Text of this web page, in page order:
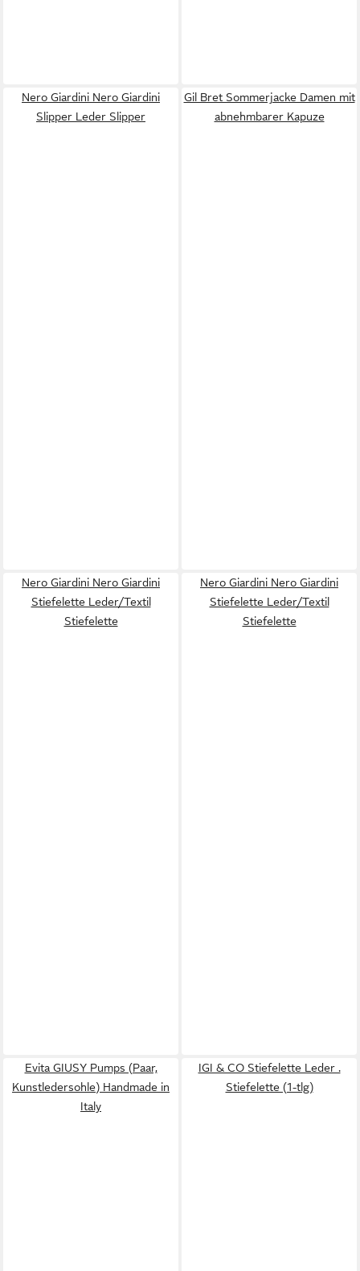
Nero Giardini Nero Giardini
Slipper Leder Slipper
Gil Bret Sommerjacke Damen mit
abnehmbarer Kapuze
Nero Giardini Nero Giardini
Stiefelette Leder/Textil
Stiefelette
Nero Giardini Nero Giardini
Stiefelette Leder/Textil
Stiefelette
Evita GIUSY Pumps (Paar,
Kunstledersohle) Handmade in
Italy
IGI & CO Stiefelette Leder .
Stiefelette (1-tlg)